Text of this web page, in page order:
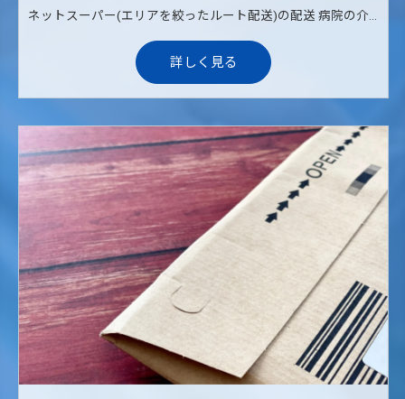
ネットスーパー(エリアを絞ったルート配送)の配送 病院の介護治療食の配送(ルート配送) 《配送エリア》 枚方、寝屋川、交野
詳しく見る